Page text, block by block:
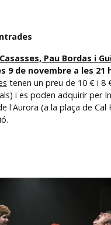
Pau Bordas i
9 de novembre a les 21
tenen un preu de 10 € i 8
i es poden adquirir per
l'Aurora (a la plaça de Cal